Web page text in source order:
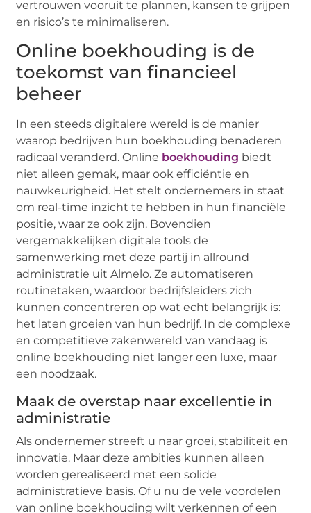
vertrouwen vooruit te plannen, kansen te grijpen
en risico’s te minimaliseren.
Online boekhouding is de
toekomst van financieel
beheer
In een steeds digitalere wereld is de manier
waarop bedrijven hun boekhouding benaderen
radicaal veranderd. Online boekhouding biedt
niet alleen gemak, maar ook efficiëntie en
nauwkeurigheid. Het stelt ondernemers in staat
om real-time inzicht te hebben in hun financiële
positie, waar ze ook zijn. Bovendien
vergemakkelijken digitale tools de
samenwerking met deze partij in allround
administratie uit Almelo. Ze automatiseren
routinetaken, waardoor bedrijfsleiders zich
kunnen concentreren op wat echt belangrijk is:
het laten groeien van hun bedrijf. In de complexe
en competitieve zakenwereld van vandaag is
online boekhouding niet langer een luxe, maar
een noodzaak.
Maak de overstap naar excellentie in
administratie
Als ondernemer streeft u naar groei, stabiliteit en
innovatie. Maar deze ambities kunnen alleen
worden gerealiseerd met een solide
administratieve basis. Of u nu de vele voordelen
van online boekhouding wilt verkennen of een